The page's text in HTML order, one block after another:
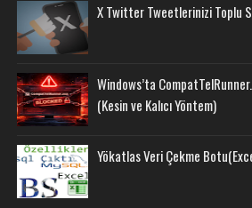
X Twitter Tweetlerinizi Toplu
Windows’ta
(Kesin ve Kalıcı Yöntem)
Yökatlas Veri Çekme